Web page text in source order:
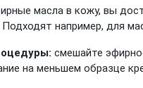
масла в кожу, вы
Подходят например, для
смешайте
на меньшем образце